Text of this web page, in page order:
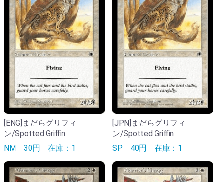
[ENG]まだらグリフィ
ン/Spotted Griffin
NM 30円 在庫：1
[JPN]まだらグリフィ
ン/Spotted Griffin
SP 40円 在庫：1